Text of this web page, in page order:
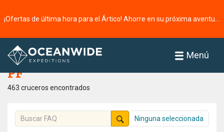
Menú
Página principal
PF
463 cruceros encontrados
Ninguna seleccionada